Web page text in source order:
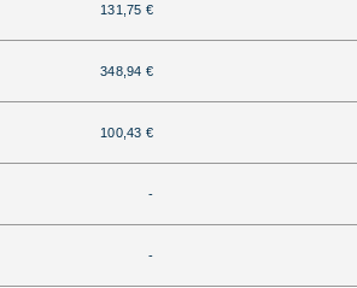
131,75 €
348,94 €
100,43 €
-
-